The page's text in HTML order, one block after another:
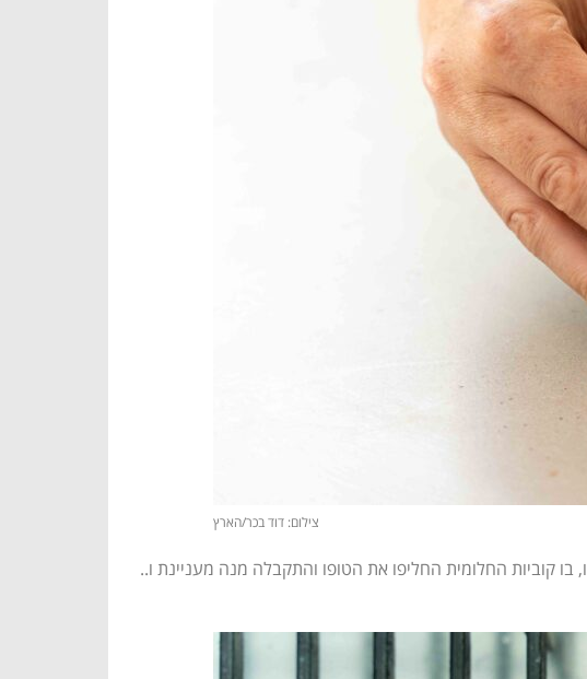
צילום: דוד בכר/הארץ
בו קוביות החלומית החליפו את הטופו והתקבלה מנה מעניינת ו..